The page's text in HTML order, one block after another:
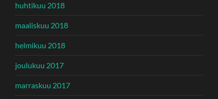
huhtikuu 2018
maaliskuu 2018
helmikuu 2018
joulukuu 2017
marraskuu 2017